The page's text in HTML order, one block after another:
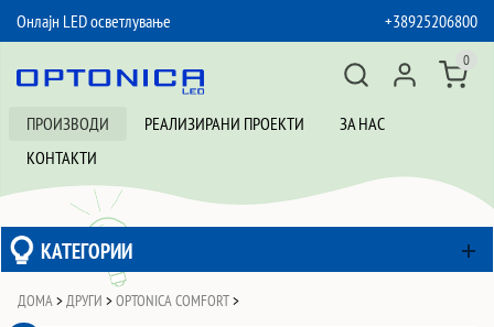
Онлајн LED осветлување
+38925206800
ПРОИЗВОДИ РЕАЛИЗИРАНИ ПРОЕКТИ
ЗА НАС
КОНТАКТИ
0
КАТЕГОРИИ
ДОМА > ДРУГИ >OPTONICA COMFORT>